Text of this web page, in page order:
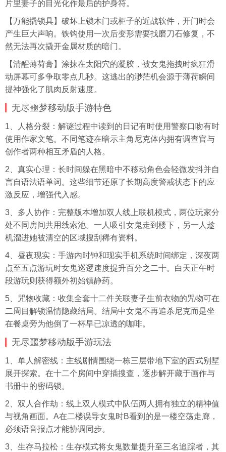
片里妻子的目光化作最后的护身符。
【万能撬锁具】破坏上锁木门或柜子的近战软件，开门时会
产生巨大声响。铁钩使用一次后变形需要找磨刀石修复，不
然无法再次撬开金属材质的暗门。
【清醒薄荷膏】涂抹在太阳穴的凝胶，被女鬼拖拽时疯狂滑
动屏幕可多争取零点几秒。这逃出的渺茫机会源于薄荷瞬间
提神强化了肌肉反射速度。
无尽噩梦移动版手游特色
1、人格分裂：解谜过程中读到的日记有时使用警察口吻有时
使用作家文笔。不同笔迹在暗示主角尼克体内拥有调查官与
创作者两种相互矛盾的人格。
2、真实心理：长时间躲在黑暗中不移动角色会轻微发抖并自
言自语法语单词。这些细节还原了长期高度警戒状态下的应
激反应，增强代入感。
3、多人协作：完整版本增加双人线上联机模式，两位玩家分
处不同房间共用线索池。一人吸引女鬼走到楼下，另一人趁
机溜进她被清空的区域搜刮稀有资料。
4、昼夜现实：手游内时钟和现实手机系统时间绑定，深夜两
点至五点游玩时女鬼巡逻速度提升百分之二十。白天正午时
段游玩则获得额外初始镇静药。
5、咒物收藏：收集全套十二件关联妻子生前衣物的咒物可在
二周目解锁温情隐藏结局。结局中女鬼不再追杀尼克而是坐
在餐桌旁为他倒了一杯早已凉透的咖啡。
无尽噩梦移动版手游玩法
1、单人解密线：主线剧情围绕一栋三层带地下室的西式别墅
展开探索。在十二个房间中穿插搜查，逐步解开藏于画作与
书册中的密码锁。
2、双人合作劫：线上双人模式中队伍两人拥有独立的精神值
与视角画面。A在二楼误导女鬼时B看到的是一楼空荡走廊，
必须语音报点才能协调同步。
3、生存马拉松：生存模式将女鬼数量提升至三名追踪者，其